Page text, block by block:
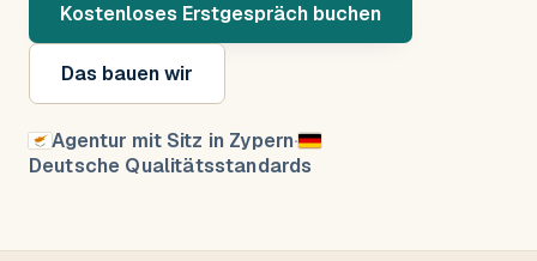
Kostenloses Erstgespräch buchen
Das bauen wir
Agentur mit Sitz in Zypern·
Deutsche Qualitätsstandards